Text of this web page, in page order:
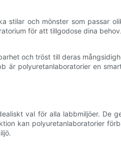
och mönster som passar
för att tillgodose dina
och tröst till deras
polyuretanlaboratorier en
val för alla labbmiljöer. De
kan polyuretanlaboratorier